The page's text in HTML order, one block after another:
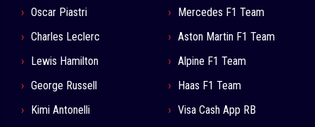
Oscar Piastri
Charles Leclerc
Lewis Hamilton
George Russell
Kimi Antonelli
Mercedes F1 Team
Aston Martin F1 Team
Alpine F1 Team
Haas F1 Team
Visa Cash App RB